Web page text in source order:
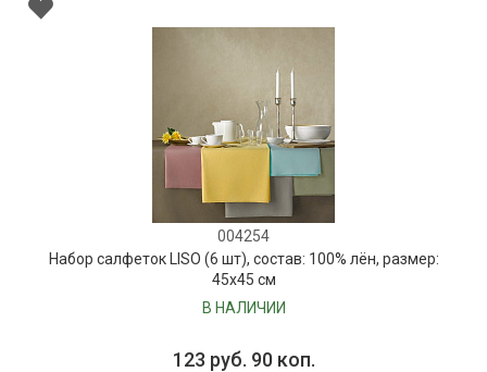
004254
Набор салфеток LISO (6 шт), состав: 100% лён, размер:
45х45 см
В НАЛИЧИИ
123 руб. 90 коп.